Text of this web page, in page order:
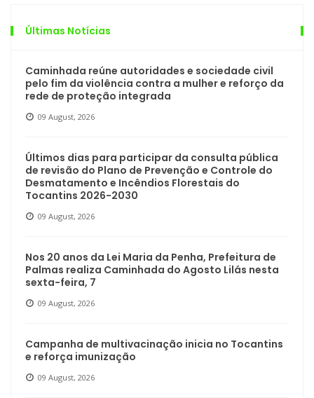
Últimas Notícias
Caminhada reúne autoridades e sociedade civil
pelo fim da violência contra a mulher e reforço da
rede de proteção integrada
09 August, 2026
Últimos dias para participar da consulta pública
de revisão do Plano de Prevenção e Controle do
Desmatamento e Incêndios Florestais do
Tocantins 2026-2030
09 August, 2026
Nos 20 anos da Lei Maria da Penha, Prefeitura de
Palmas realiza Caminhada do Agosto Lilás nesta
sexta-feira, 7
09 August, 2026
Campanha de multivacinação inicia no Tocantins
e reforça imunização
09 August, 2026